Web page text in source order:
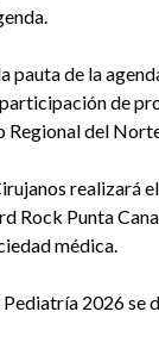
pauta de la
de
Regional del
realizará
Rock Punta
médica.
2026 se